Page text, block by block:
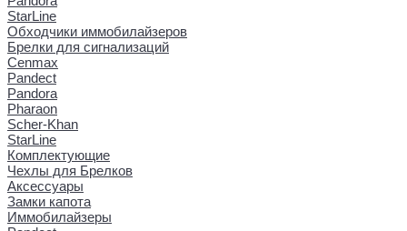
StarLine
Обходчики иммобилайзеров
Брелки для сигнализаций
Cenmax
Pandect
Pandora
Pharaon
Scher-Khan
StarLine
Комплектующие
Чехлы для Брелков
Аксессуары
Замки капота
Иммобилайзеры